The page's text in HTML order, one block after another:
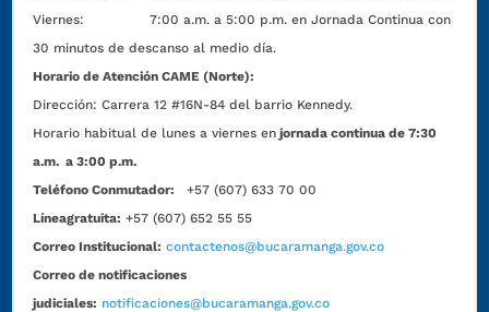
Viernes: 7:00 a.m. a 5:00 p.m. en Jornada Continua con
30 minutos de descanso al medio día.
Horario de Atención CAME (Norte):
Dirección:Carrera 12 #16N-84 del barrio Kennedy.
Horario habitual de lunes a viernes en jornada continua de 7:30
a.m. a 3:00 p.m.
Teléfono Conmutador:
+57 (607) 633 70 00
Líneagratuita: +57 (607) 652 55 55
Correo Institucional: contactenos@bucaramanga.gov.co
Correo de notificaciones
judiciales: notificaciones@bucaramanga.gov.co